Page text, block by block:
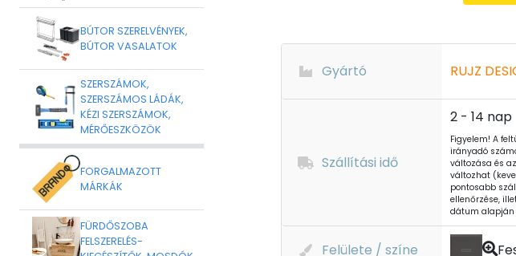
BÚTOR SZERELVÉNYEK,
BÚTOR VASALATOK
SZERSZÁMOK,
SZERSZÁMOS LÁDÁK,
KÉZI SZERSZÁMOK,
MÉRŐESZKÖZÖK
FORGALMAZOTT
MÁRKÁK
FÜRDŐSZOBA
FELSZERELÉS-
Gyártó RUJZ
Szállítási idő
2 - 14 nap
Figyelem! A
irányadó
változása és
változhat
pontosabb
ellenőrzése,
dátum alapján
Felülete / színe